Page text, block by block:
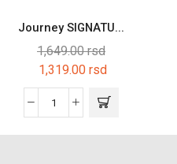
Journey SIGNATU...
1,649.00rsd
1,319.00 rsd